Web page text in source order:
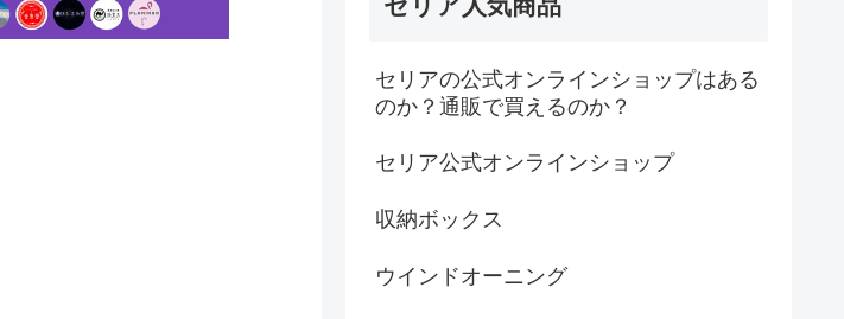
セリアの公式オンラインショップはある
のか？通販で買えるのか？
セリア公式オンラインショップ
収納ボックス
ウインドオーニング